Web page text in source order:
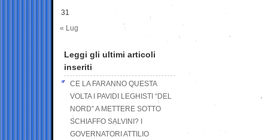
31
« Lug
Leggi gli ultimi articoli
inseriti
CE LA FARANNO QUESTA
VOLTA I PAVIDI LEGHISTI “DEL
NORD” A METTERE SOTTO
SCHIAFFO SALVINI? I
GOVERNATORI ATTILIO